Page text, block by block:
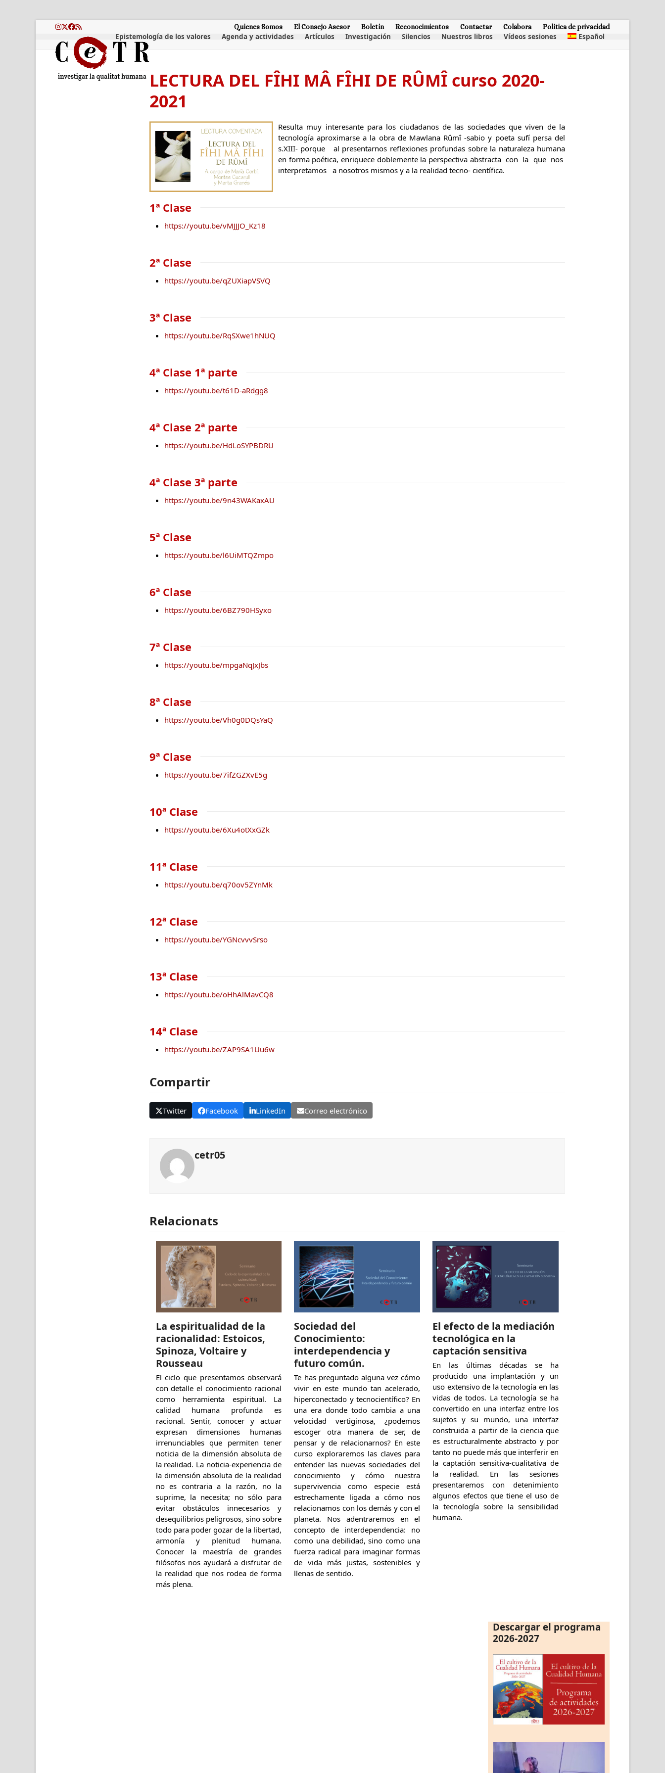
Instagram
Twitter
Facebook
RSS Quienes Somos El Consejo Asesor Boletín Reconocimientos Contactar Colabora Política de privacidad
Epistemología de los valores Agenda y actividades Artículos Investigación Silencios Nuestros libros Vídeos sesiones Español
LECTURA DEL FÎHI MÂ FÎHI DE RÛMÎ curso 2020-
2021
Resulta muy interesante para los ciudadanos de las sociedades que viven de la
tecnología aproximarse a la obra de Mawlana Rûmî -sabio y poeta sufí persa del
s.XIII- porque al presentarnos reflexiones profundas sobre la naturaleza humana
en forma poética, enriquece doblemente la perspectiva abstracta con la que nos
interpretamos a nosotros mismos y a la realidad tecno- científica.
1ª Clase
https://youtu.be/vMJJJO_Kz18
2ª Clase
https://youtu.be/qZUXiapVSVQ
3ª Clase
https://youtu.be/RqSXwe1hNUQ
4ª Clase 1ª parte
https://youtu.be/t61D-aRdgg8
4ª Clase 2ª parte
https://youtu.be/HdLoSYPBDRU
4ª Clase 3ª parte
https://youtu.be/9n43WAKaxAU
5ª Clase
https://youtu.be/l6UiMTQZmpo
6ª Clase
https://youtu.be/6BZ790HSyxo
7ª Clase
https://youtu.be/mpgaNqJxJbs
8ª Clase
https://youtu.be/Vh0g0DQsYaQ
9ª Clase
https://youtu.be/7ifZGZXvE5g
10ª Clase
https://youtu.be/6Xu4otXxGZk
11ª Clase
https://youtu.be/q70ov5ZYnMk
12ª Clase
https://youtu.be/YGNcvvvSrso
13ª Clase
https://youtu.be/oHhAlMavCQ8
14ª Clase
https://youtu.be/ZAP9SA1Uu6w
Compartir
Twitter Facebook LinkedIn Correo electrónico
cetr05
Relacionats
La espiritualidad de la
racionalidad: Estoicos,
Spinoza, Voltaire y
Rousseau
El ciclo que presentamos observará
con detalle el conocimiento racional
como herramienta espiritual. La
calidad humana profunda es
racional. Sentir, conocer y actuar
expresan dimensiones humanas
irrenunciables que permiten tener
noticia de la dimensión absoluta de
la realidad. La noticia-experiencia de
la dimensión absoluta de la realidad
no es contraria a la razón, no la
suprime, la necesita; no sólo para
evitar obstáculos innecesarios y
desequilibrios peligrosos, sino sobre
todo para poder gozar de la libertad,
armonía y plenitud humana.
Conocer la maestría de grandes
filósofos nos ayudará a disfrutar de
la realidad que nos rodea de forma
más plena.
Sociedad del
Conocimiento:
interdependencia y
futuro común.
Te has preguntado alguna vez cómo
vivir en este mundo tan acelerado,
hiperconectado y tecnocientífico? En
una era donde todo cambia a una
velocidad vertiginosa, ¿podemos
escoger otra manera de ser, de
pensar y de relacionarnos? En este
curso exploraremos las claves para
entender las nuevas sociedades del
conocimiento y cómo nuestra
supervivencia como especie está
estrechamente ligada a cómo nos
relacionamos con los demás y con el
planeta. Nos adentraremos en el
concepto de interdependencia: no
como una debilidad, sino como una
fuerza radical para imaginar formas
de vida más justas, sostenibles y
llenas de sentido.
El efecto de la mediación
tecnológica en la
captación sensitiva
En las últimas décadas se ha
producido una implantación y un
uso extensivo de la tecnología en las
vidas de todos. La tecnología se ha
convertido en una interfaz entre los
sujetos y su mundo, una interfaz
construida a partir de la ciencia que
es estructuralmente abstracto y por
tanto no puede más que interferir en
la captación sensitiva-cualitativa de
la realidad. En las sesiones
presentaremos con detenimiento
algunos efectos que tiene el uso de
la tecnología sobre la sensibilidad
humana.
Descargar el programa
2026-2027